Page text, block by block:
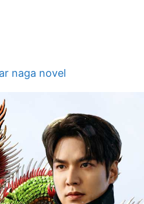
naga novel